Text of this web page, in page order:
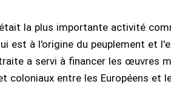
la plus importante activité
est à l'origine du peuplement et
a servi à financer les œuvres
coloniaux entre les Européens et